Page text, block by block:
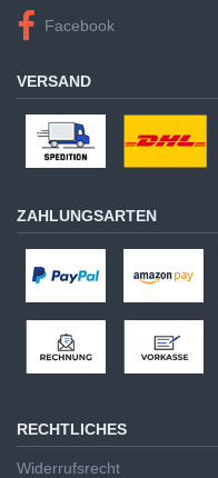
Facebook
VERSAND
ZAHLUNGSARTEN
RECHTLICHES
Widerrufsrecht